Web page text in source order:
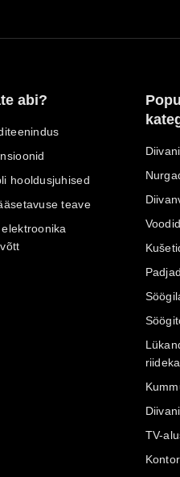
abi?
hooldusjuhised
teave
TV-